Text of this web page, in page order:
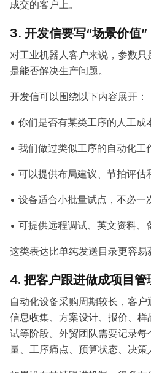
成交的客户上。
3. 开发信要写“场景价值
对工业机器人客户来说，参数
是能否解决生产问题。
开发信可以围绕以下内容展开：
• 你们是否有某类工序的人工成
• 我们做过类似工序的自动化工
• 可以提供布局建议、节拍评估
• 设备适合小批量试点，不必一
• 可提供远程调试、英文资料、
这类表达比单纯发送目录更容易
4. 把客户跟进做成项目管
自动化设备采购周期较长，客
信息收集、方案设计、报价、
试等阶段。外贸团队需要记录
量、工序痛点、预算状态、决策